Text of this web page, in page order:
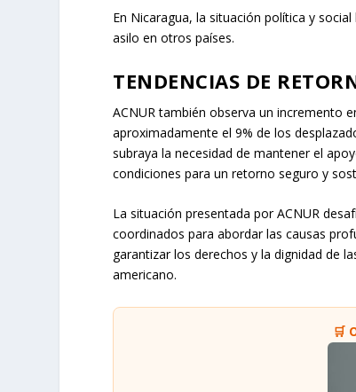
En Nicaragua, la situación política y
asilo en otros países.
TENDENCIAS DE
ACNUR también observa un incremento
aproximadamente el 9% de los
subraya la necesidad de mantener el
condiciones para un retorno seguro y
La situación presentada por ACNUR
coordinados para abordar las causas
garantizar los derechos y la dignidad de
americano.
🛒